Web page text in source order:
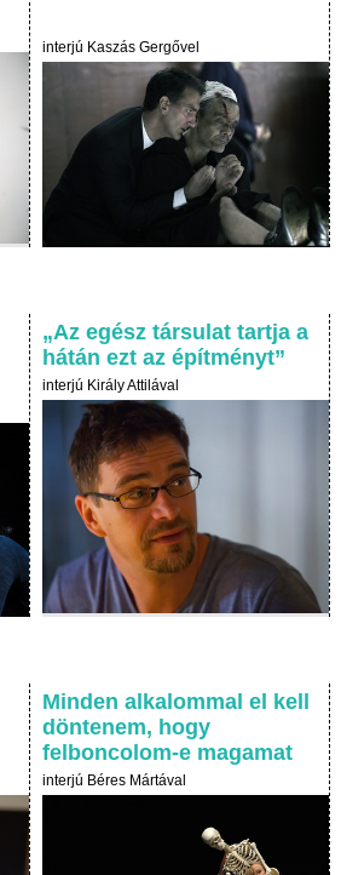
interjú Kaszás Gergővel
„Az egész társulat tartja a
hátán ezt az építményt”
interjú Király Attilával
Minden alkalommal el kell
döntenem, hogy
felboncolom-e magamat
interjú Béres Mártával